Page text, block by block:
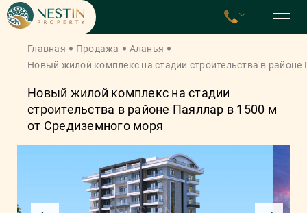
Главная Продажа
Аланья
Новый жилой комплекс на стадии строительства в
Новый жилой комплекс на стадии
строительства в районе Паяллар в 1500 м
от Средиземного моря